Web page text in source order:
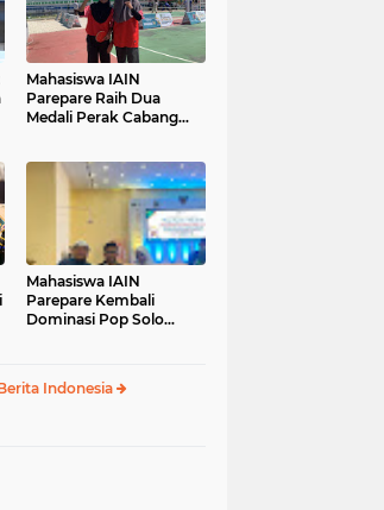
Mahasiswa IAIN
Parepare Raih Dua
Medali Perak Cabang
Mahasiswa IAIN
Parepare Kembali
Dominasi Pop Solo
Indonesia